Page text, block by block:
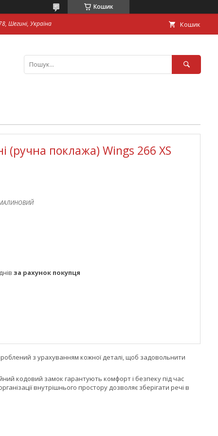
Кошик
Шегині, Україна Кошик
(ручна поклажа) Wings 266 XS
за рахунок покупця
з урахуванням кожної деталі, щоб задовольнити
кодовий замок гарантують комфорт і безпеку під час
внутрішнього простору дозволяє зберігати речі в